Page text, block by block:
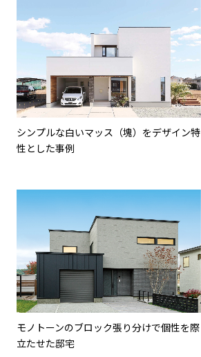
シンプルな白いマッス（塊）をデザイン特
性とした事例
モノトーンのブロック張り分けで個性を際
立たせた邸宅